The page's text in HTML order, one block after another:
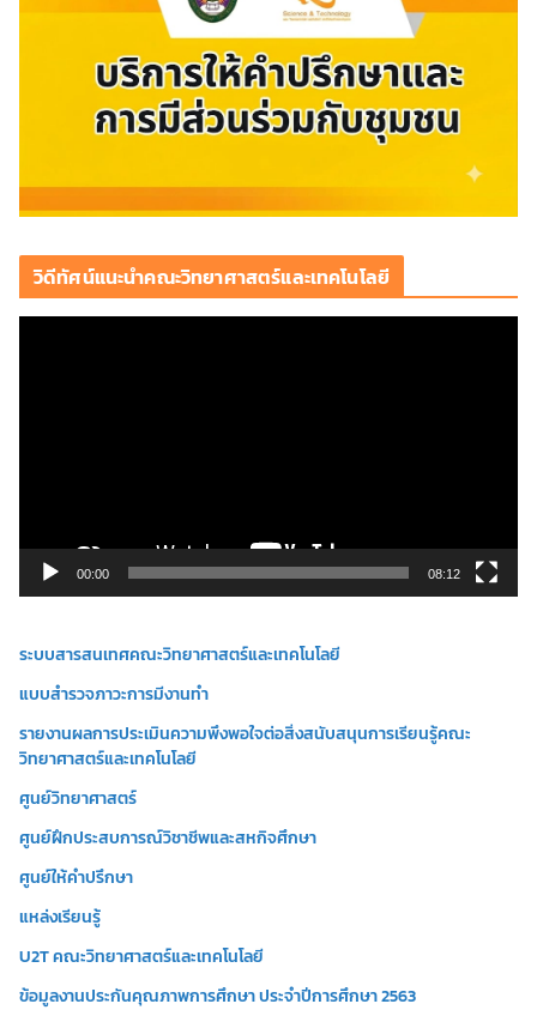
วิดีทัศน์แนะนำคณะวิทยาศาสตร์และเทคโนโลยี
ดี
อ
00:00 08:12
ระบบสารสนเทศคณะวิทยาศาสตร์และเทคโนโลยี
แบบสำรวจภาวะการมีงานทำ
รายงานผลการประเมินความพึงพอใจต่อสิ่งสนับสนุนการเรียนรู้คณะ
วิทยาศาสตร์และเทคโนโลยี
ศูนย์วิทยาศาสตร์
ศูนย์ฝึกประสบการณ์วิชาชีพและสหกิจศึกษา
ศูนย์ให้คำปรึกษา
แหล่งเรียนรู้
U2T คณะวิทยาศาสตร์และเทคโนโลยี
ข้อมูลงานประกันคุณภาพการศึกษา ประจำปีการศึกษา 2563